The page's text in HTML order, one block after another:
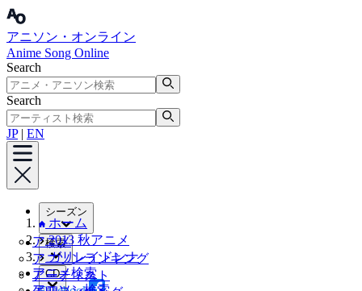
アニソン・オンライン
Anime Song Online
Search
Search
JP| EN
シーズン
アニメ
アニソンランキング
アーティスト
検索
アニメ検索
CD
ホーム
2013 秋アニメ
ガリレイドンナ